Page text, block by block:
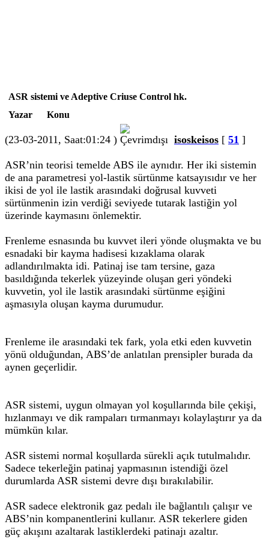
ASR sistemi ve Adeptive Criuse Control hk.
Yazar
Konu
(23-03-2011, Saat:01:24 ) isoskeisos [ 51 ]
ASR’nin teorisi temelde ABS ile aynıdır. Her iki sistemin
de ana parametresi yol-lastik sürtünme katsayısıdır ve her
ikisi de yol ile lastik arasındaki doğrusal kuvveti
sürtünmenin izin verdiği seviyede tutarak lastiğin yol
üzerinde kaymasını önlemektir.
Frenleme esnasında bu kuvvet ileri yönde oluşmakta ve bu
esnadaki bir kayma hadisesi kızaklama olarak
adlandırılmakta idi. Patinaj ise tam tersine, gaza
basıldığında tekerlek yüzeyinde oluşan geri yöndeki
kuvvetin, yol ile lastik arasındaki sürtünme eşiğini
aşmasıyla oluşan kayma durumudur.
Frenleme ile arasındaki tek fark, yola etki eden kuvvetin
yönü olduğundan, ABS’de anlatılan prensipler burada da
aynen geçerlidir.
ASR sistemi, uygun olmayan yol koşullarında bile çekişi,
hızlanmayı ve dik rampaları tırmanmayı kolaylaştırır ya da
mümkün kılar.
ASR sistemi normal koşullarda sürekli açık tutulmalıdır.
Sadece tekerleğin patinaj yapmasının istendiği özel
durumlarda ASR sistemi devre dışı bırakılabilir.
ASR sadece elektronik gaz pedalı ile bağlantılı çalışır ve
ABS’nin kompanentlerini kullanır. ASR tekerlere giden
güç akışını azaltarak lastiklerdeki patinajı azaltır.